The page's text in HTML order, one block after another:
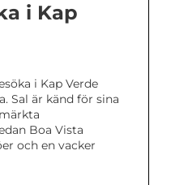
i Kap
i Kap Verde
Sal är känd för sina
Boa Vista
och en vacker